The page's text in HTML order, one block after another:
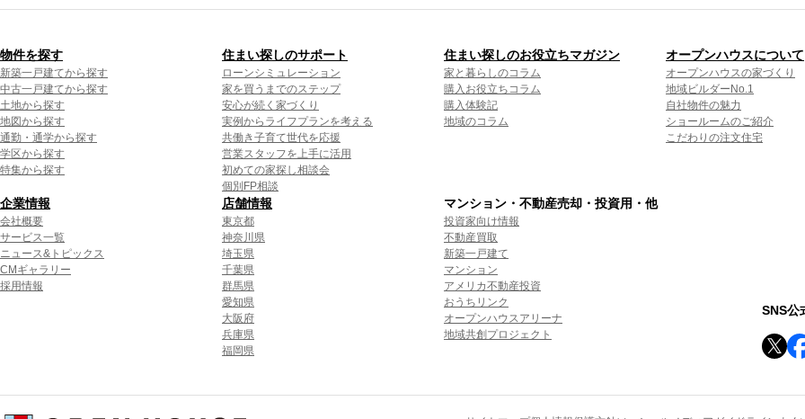
物件を探す
新築一戸建てから探す
中古一戸建てから探す
土地から探す
地図から探す
通勤・通学から探す
学区から探す
特集から探す
住まい探しのサポート
ローンシミュレーション
家を買うまでのステップ
安心が続く家づくり
実例からライフプランを考える
共働き子育て世代を応援
営業スタッフを上手に活用
初めての家探し相談会
個別FP相談
住まい探しのお役立ちマガジン
家と暮らしのコラム
購入お役立ちコラム
購入体験記
地域のコラム
オープンハウスについて
オープンハウスの家づくり
地域ビルダーNo.1
自社物件の魅力
ショールームのご紹介
こだわりの注文住宅
企業情報
会社概要
サービス一覧
ニュース&トピックス
CMギャラリー
採用情報
店舗情報
東京都
神奈川県
埼玉県
千葉県
群馬県
愛知県
大阪府
兵庫県
福岡県
マンション・不動産売却・投資用・他
投資家向け情報
不動産買取
新築一戸建て
マンション
アメリカ不動産投資
おうちリンク
オープンハウスアリーナ
地域共創プロジェクト
SNS公